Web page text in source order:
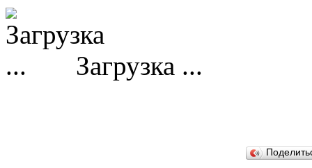
Загрузка ...